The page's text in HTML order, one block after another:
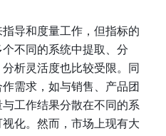
导和度量工作，但指标的
不同的系统中提取、分
析灵活度也比较受限。同
需求，如与销售、产品团
工作结果分散在不同的系
化。然而，市场上现有大